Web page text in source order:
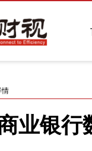
情
业银行